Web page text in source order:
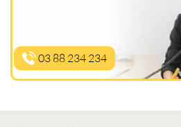
03 88 234 234